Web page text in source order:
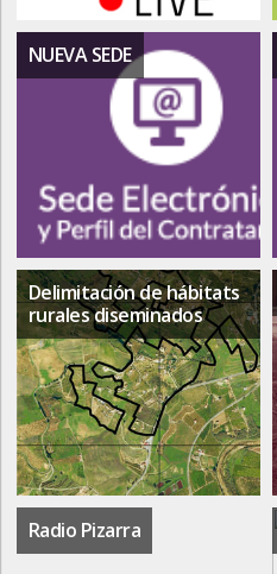
NUEVA SEDE
Delimitación de hábitats
rurales diseminados
Radio Pizarra